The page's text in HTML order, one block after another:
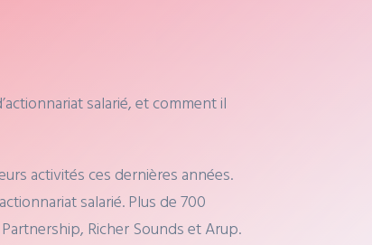
salarié, et comment il
activités ces dernières années.
salarié. Plus de 700
Richer Sounds et Arup.